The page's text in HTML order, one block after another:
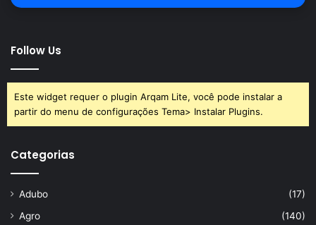
Follow Us
Este widget requer o plugin Arqam Lite, você pode instalar a
partir do menu de configurações Tema> Instalar Plugins.
Categorias
Adubo
(17)
Agro
(140)